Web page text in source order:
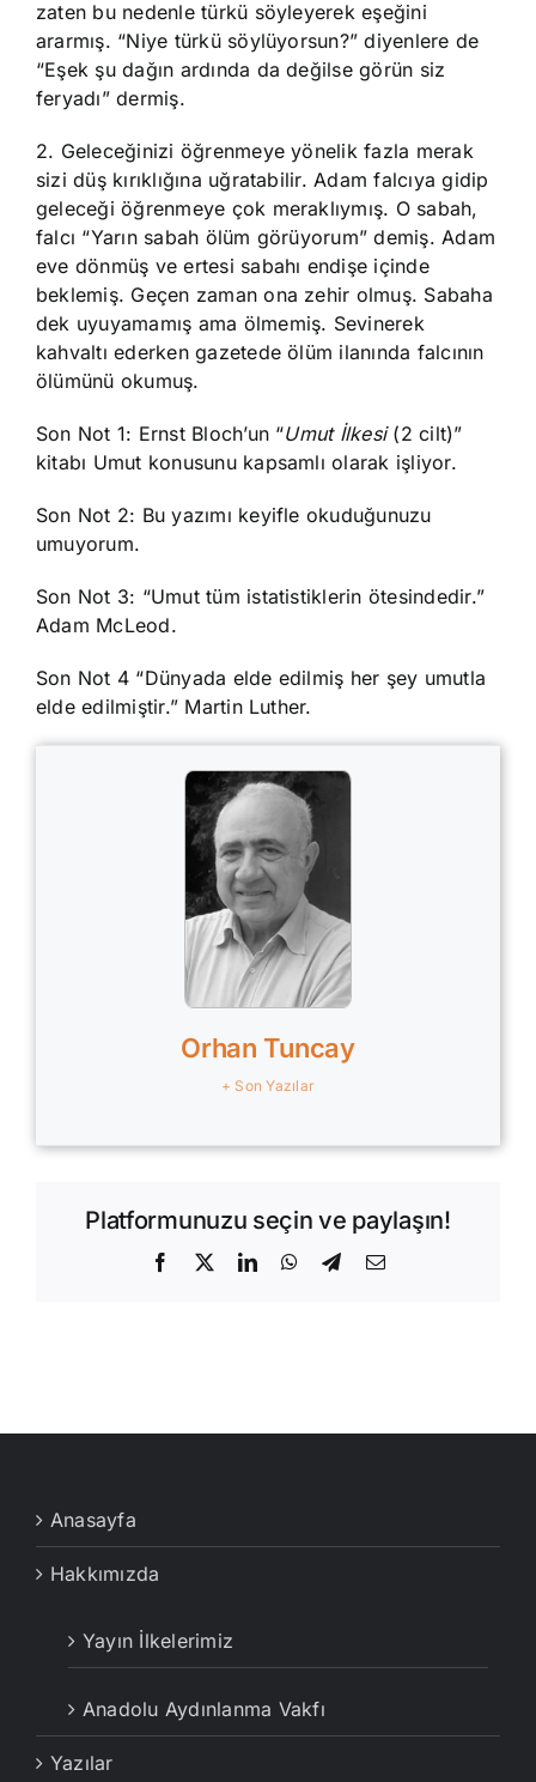
zaten bu nedenle türkü söyleyerek eşeğini
ararmış. “Niye türkü söylüyorsun?” diyenlere de
“Eşek şu dağın ardında da değilse görün siz
feryadı” dermiş.
2. Geleceğinizi öğrenmeye yönelik fazla merak
sizi düş kırıklığına uğratabilir. Adam falcıya gidip
geleceği öğrenmeye çok meraklıymış. O sabah,
falcı “Yarın sabah ölüm görüyorum” demiş. Adam
eve dönmüş ve ertesi sabahı endişe içinde
beklemiş. Geçen zaman ona zehir olmuş. Sabaha
dek uyuyamamış ama ölmemiş. Sevinerek
kahvaltı ederken gazetede ölüm ilanında falcının
ölümünü okumuş.
Son Not 1: Ernst Bloch’un “Umut İlkesi(2 cilt)”
kitabı Umut konusunu kapsamlı olarak işliyor.
Son Not 2: Bu yazımı keyifle okuduğunuzu
umuyorum.
Son Not 3: “Umut tüm istatistiklerin ötesindedir.”
Adam McLeod.
Son Not 4 “Dünyada elde edilmiş her şey umutla
elde edilmiştir.” Martin Luther.
Orhan Tuncay
+ Son Yazılar
Platformunuzu seçin ve paylaşın!
Facebook
X LinkedInWhatsApp
Telegram
E-
Anasayfa
Hakkımızda
Yayın İlkelerimiz
Anadolu Aydınlanma Vakfı
Yazılar